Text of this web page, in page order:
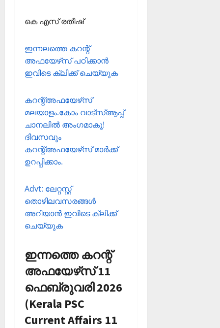
കെ എസ് രതീഷ്‌
ഇന്നലത്തെ കറന്റ്
അഫയേഴ്‌സ് പഠിക്കാന്‍
ഇവിടെ ക്ലിക്ക് ചെയ്യുക
കറന്റ്അഫയേഴ്‌സ്
മലയാളം.കോം വാട്‌സ്ആപ്പ്
ചാനലില്‍ അംഗമാകൂ!
ദിവസവും
കറന്റ്അഫയേഴ്‌സ് മാര്‍ക്ക്
ഉറപ്പിക്കാം.
Advt: ലേറ്റസ്റ്റ്
തൊഴിലവസരങ്ങള്‍
അറിയാന്‍ ഇവിടെ ക്ലിക്ക്
ചെയ്യുക
ഇന്നത്തെ കറന്റ്
അഫയേഴ്‌സ് 11
ഫെബ്രുവരി 2026
(Kerala PSC
Current Affairs 11